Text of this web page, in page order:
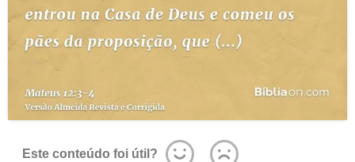
Este conteúdo foi útil?